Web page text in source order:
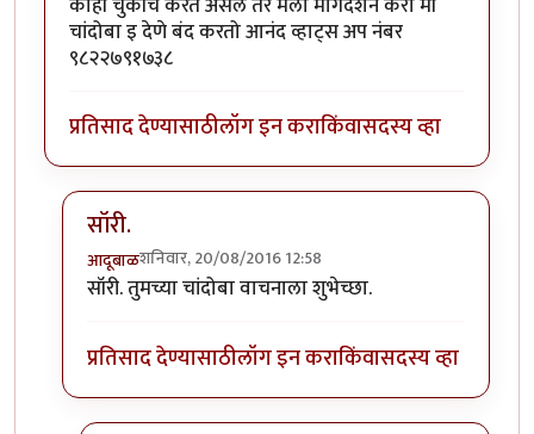
चांदोबा इ देणे बंद करतो आनंद व्हाट्स अप नंबर
९८२२७९१७३८
प्रतिसाद देण्यासाठीलॉग इन कराकिंवासदस्य व्हा
सॉरी.
आदूबाळशनिवार, 20/08/2016 12:58
In reply toचांदोबा विषयीbyगिड्डे
सॉरी. तुमच्या चांदोबा वाचनाला शुभेच्छा.
प्रतिसाद देण्यासाठीलॉग इन कराकिंवासदस्य व्हा